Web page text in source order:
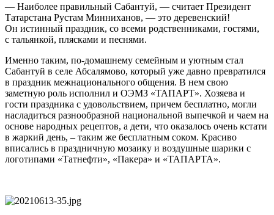
— Наиболее правильный Сабантуй, — считает Президент
Татарстана Рустам Минниханов, — это деревенский!
Он истинный праздник, со всеми родственниками, гостями,
с тальянкой, плясками и песнями.
Именно таким, по-домашнему семейным и уютным стал
Сабантуй в селе Абсалямово, который уже давно превратился
в праздник межнационального общения. В нем свою
заметную роль исполнил и ОЭМЗ «ТАПАРТ». Хозяева и
гости праздника с удовольствием, причем бесплатно, могли
насладиться разнообразной национальной выпечкой и чаем на
основе народных рецептов, а дети, что оказалось очень кстати
в жаркий день, – таким же бесплатным соком. Красиво
вписались в праздничную мозаику и воздушные шарики с
логотипами «Татнефти», «Пакера» и «ТАПАРТА».